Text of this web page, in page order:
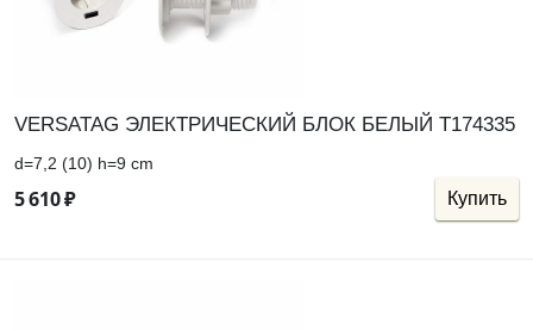
VERSATAG ЭЛЕКТРИЧЕСКИЙ БЛОК БЕЛЫЙ Т174335
d=7,2 (10) h=9 cm
5610₽ Купить